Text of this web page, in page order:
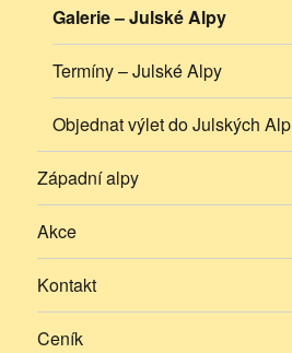
Galerie – Julské Alpy
Termíny – Julské Alpy
Objednat výlet do Julských Alp
Západní alpy
Akce
Kontakt
Ceník